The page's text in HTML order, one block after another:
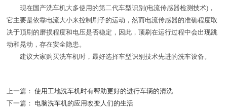
现在国产洗车机大多使用的第二代车型识别(电流传感器检测技术)，
它主要是依靠电流大小来控制刷子的运动，然而电流传感器的准确程度取
决于顶刷的磨损程度和电压是否稳定，因此，顶刷在运行过程中会出现跳
动和晃动，存在安全隐患。
建议大家购买洗车机时，最好选择车型识别技术先进的洗车设备。
上一篇： 使用工地洗车机时有帮助更好的进行车辆的清洗
下一篇：
电脑洗车机的应用改变人们的生活